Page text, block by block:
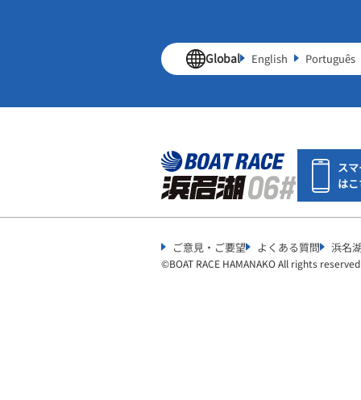
Global English Português
ス
は
ご意見・ご要望 よくある質問 浜名
©︎BOAT RACE HAMANAKO All rights